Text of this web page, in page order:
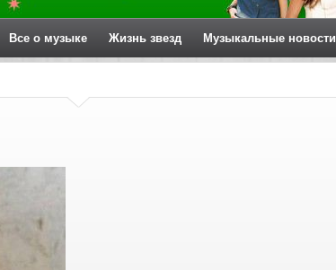
Все о музыке Жизнь звезд Музыкальные новости